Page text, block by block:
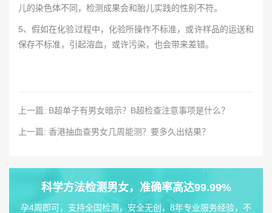
儿的染色体不同，检测成果会和胎儿实践的性别不符。
5、假如在化验过程中，化验所操作不标准，或许样品的运送和
保存不标准，引起溶血，或许污染，也会带来差错。
上一篇: B超单子有男女暗示？B超检查注意事项是什么？
上一篇: 香港抽血查男女几周能测？要多久出结果？
科学方法检测男女，准确率高达99.99%
孕4周即可，支持全国检测，安全无创，8年专业服务经验，不